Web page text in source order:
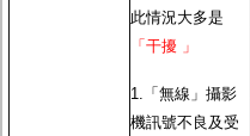
此情況大多是
「干擾 」
1.「無線」攝影
機訊號不良及受